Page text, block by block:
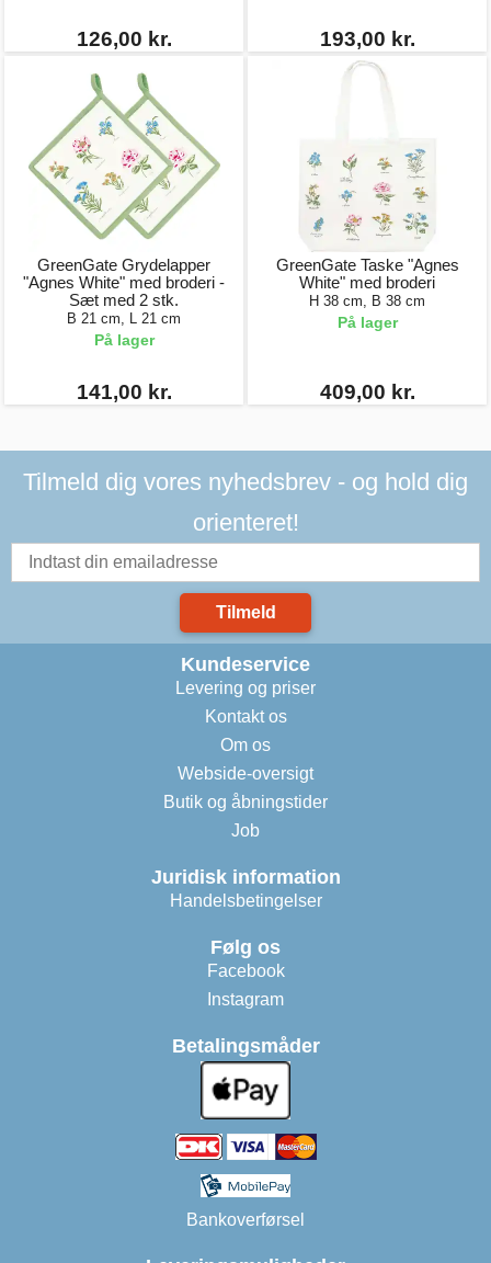
126,00 kr. 193,00 kr.
GreenGate Grydelapper
"Agnes White" med broderi -
Sæt med 2 stk.
B 21 cm, L 21 cm
På lager
141,00 kr.
GreenGate Taske "Agnes
White" med broderi
H 38 cm, B 38 cm
På lager
409,00 kr.
Tilmeld dig vores nyhedsbrev - og hold dig
orienteret!
Tilmeld
Kundeservice
Levering og priser
Kontakt os
Om os
Webside-oversigt
Butik og åbningstider
Job
Juridisk information
Handelsbetingelser
Følg os
Facebook
Instagram
Betalingsmåder
Bankoverførsel